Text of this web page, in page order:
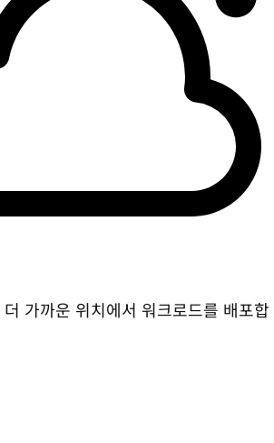
가까운 위치에서 워크로드를 배포합